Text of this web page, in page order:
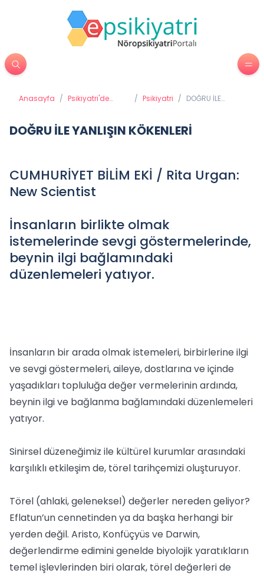
Anasayfa / Psikiyatri'de
/ Psikiyatri / DOĞRU İLE
DOĞRU İLE YANLIŞIN KÖKENLERİ
CUMHURİYET BİLİM EKİ / Rita Urgan:
New Scientist
İnsanların birlikte olmak
istemelerinde sevgi göstermelerinde,
beynin ilgi bağlamındaki
düzenlemeleri yatıyor.
İnsanların bir arada olmak istemeleri, birbirlerine ilgi
ve sevgi göstermeleri, aileye, dostlarına ve içinde
yaşadıkları topluluğa değer vermelerinin ardında,
beynin ilgi ve bağlanma bağlamındaki düzenlemeleri
yatıyor.
Sinirsel düzeneğimiz ile kültürel kurumlar arasındaki
karşılıklı etkileşim de, törel tarihçemizi oluşturuyor.
Törel (ahlaki, geleneksel) değerler nereden geliyor?
Eflatun’un cennetinden ya da başka herhangi bir
yerden değil. Aristo, Konfüçyüs ve Darwin,
değerlendirme edimini genelde biyolojik yaratıkların
temel işlevlerinden biri olarak, törel değerleri de